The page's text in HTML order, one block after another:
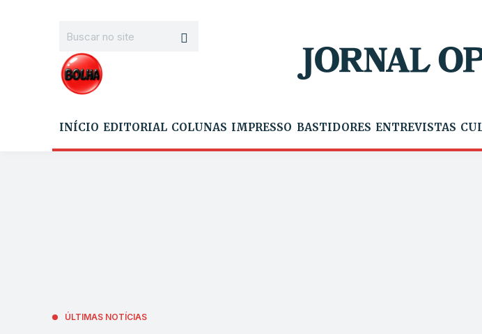
INÍCIO EDITORIAL COLUNAS IMPRESSO BASTIDORES ENTREVISTAS
ÚLTIMAS NOTÍCIAS